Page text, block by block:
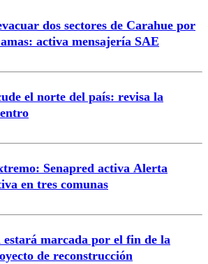
dos sectores de Carahue por
activa mensajería SAE
el norte del país: revisa la
Senapred activa Alerta
en tres comunas
estará marcada por el fin de la
de reconstrucción